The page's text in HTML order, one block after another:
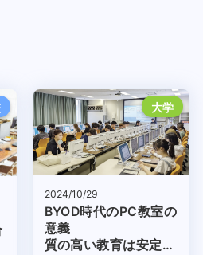
大学
2024/10/29
BYOD時代のPC教室の
意義
質の高い教育は安定的